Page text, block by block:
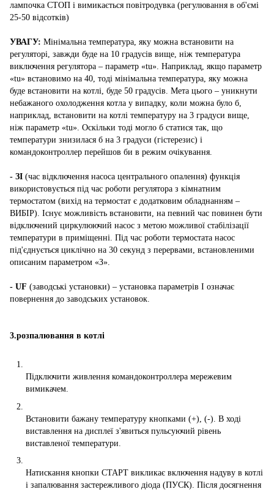
лампочка СТОП і вимикається повітродувка (регулювання в об'ємі
25-50 відсотків)
УВАГУ: Мінімальна температура, яку можна встановити на
регуляторі, завжди буде на 10 градусів вище, ніж температура
виключення регулятора – параметр «tu». Наприклад, якщо параметр
«tu» встановимо на 40, тоді мінімальна температура, яку можна
буде встановити на котлі, буде 50 градусів. Мета цього – уникнути
небажаного охолодження котла у випадку, коли можна було б,
наприклад, встановити на котлі температуру на 3 градуси вище,
ніж параметр «tu». Оскільки тоді могло б статися так, що
температури знизилася б на 3 градуси (гістерезис) і
командоконтроллер перейшов би в режим очікування.
- ЗІ (час відключення насоса центрального опалення) функція
використовується під час роботи регулятора з кімнатним
термостатом (вихід на термостат є додатковим обладнанням –
ВИБІР). Існує можливість встановити, на певний час повинен бути
відключений циркулюючий насос з метою можливої стабілізації
температури в приміщенні. Під час роботи термостата насос
під'єднується циклічно на 30 секунд з перервами, встановленими
описаним параметром «З».
- UF (заводські установки) – установка параметрів І означає
повернення до заводських установок.
3.розпалювання в котлі
Підключити живлення командоконтроллера мережевим
вимикачем.
Встановити бажану температуру кнопками (+), (-). В ході
виставлення на дисплеї з'явиться пульсуючий рівень
виставленої температури.
Натискання кнопки СТАРТ викликає включення надуву в котлі
і запалювання застережливого діода (ПУСК). Після досягнення